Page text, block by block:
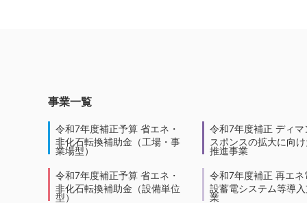
事業一覧
令和7年度補正予算 省エネ・
非化石転換補助金（工場・事
業場型）
令和7年度補正予算 省エネ・
非化石転換補助金（設備単位
型）
令和7年度補正 ディマ
スポンスの拡大に向
推進事業
令和7年度補正 再エネ
設蓄電システム等導
業